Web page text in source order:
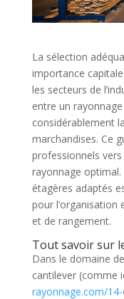
La sélection
importance
les secteurs de
entre un
considérablement
marchandises. Ce
professionnels
rayonnage
étagères adaptés
pour l’organisation
et de rangement.
Tout savoir sur
Dans le domaine
cantilever (comme
rayonnage.com/